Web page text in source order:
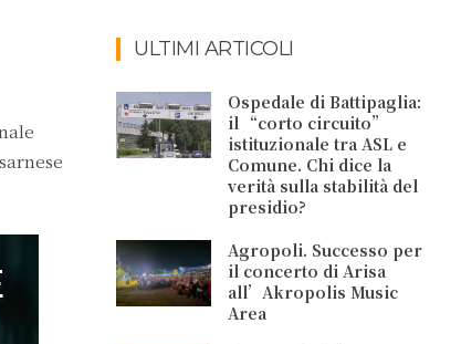
ULTIMI ARTICOLI
Ospedale di Battipaglia:
il “corto circuito”
istituzionale tra ASL e
Comune. Chi dice la
verità sulla stabilità del
presidio?
Agropoli. Successo per
il concerto di Arisa
all’Akropolis Music
Area